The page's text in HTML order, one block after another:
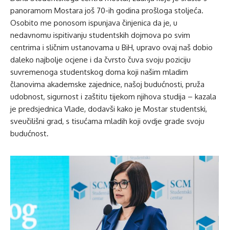
panoramom Mostara još 70-ih godina prošloga stoljeća.
Osobito me ponosom ispunjava činjenica da je, u
nedavnomu ispitivanju studentskih dojmova po svim
centrima i sličnim ustanovama u BiH, upravo ovaj naš dobio
daleko najbolje ocjene i da čvrsto čuva svoju poziciju
suvremenoga studentskog doma koji našim mladim
članovima akademske zajednice, našoj budućnosti, pruža
udobnost, sigurnost i zaštitu tijekom njihova studija – kazala
je predsjednica Vlade, dodavši kako je Mostar studentski,
sveučilišni grad, s tisućama mladih koji ovdje grade svoju
budućnost.